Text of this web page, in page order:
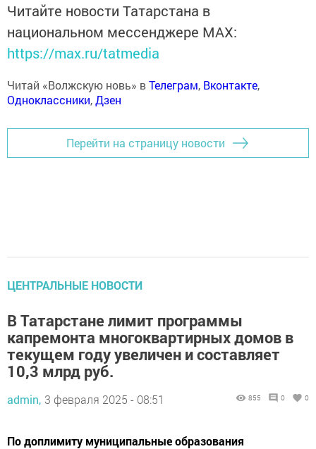
Читайте новости Татарстана в
национальном мессенджере MАХ:
https://max.ru/tatmedia
Читай «Волжскую новь» вТелеграм, Вконтакте,
Одноклассники,Дзен
Перейти на страницу новости
ЦЕНТРАЛЬНЫЕ НОВОСТИ
В Татарстане лимит программы
капремонта многоквартирных домов в
текущем году увеличен и составляет
10,3 млрд руб.
admin, 3 февраля 2025 - 08:51 855 0 0
По доплимиту муниципальные образования